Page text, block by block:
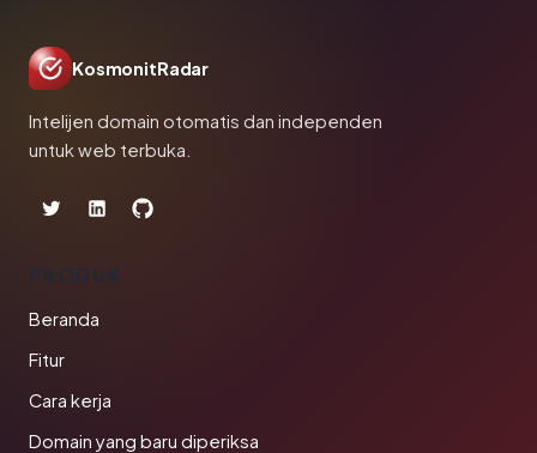
KosmonitRadar
Intelijen domain otomatis dan independen
untuk web terbuka.
PRODUK
Beranda
Fitur
Cara kerja
Domain yang baru diperiksa